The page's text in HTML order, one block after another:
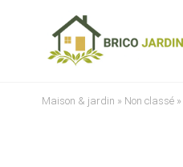
Maison & jardin » Non classé »